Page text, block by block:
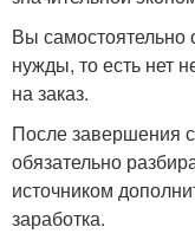
Вы самостоятельно
нужды, то есть нет
на заказ.
После завершения
обязательно
источником
заработка.